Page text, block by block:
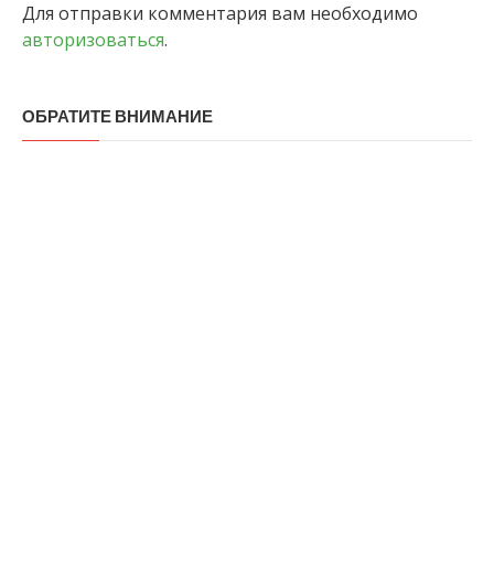
Для отправки комментария вам необходимо
авторизоваться.
ОБРАТИТЕ ВНИМАНИЕ